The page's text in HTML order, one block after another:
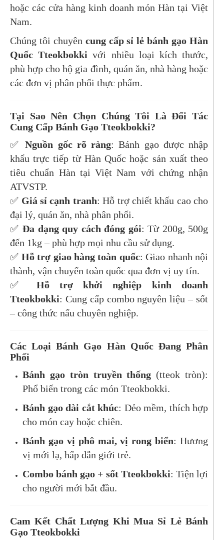
hoặc các cửa hàng kinh doanh món Hàn tại Việt
Nam.
Chúng tôi chuyên cung cấp sỉ lẻ bánh gạo Hàn
Quốc Tteokbokki với nhiều loại kích thước,
phù hợp cho hộ gia đình, quán ăn, nhà hàng hoặc
các đơn vị phân phối thực phẩm.
Tại Sao Nên Chọn Chúng Tôi Là Đối Tác
Cung Cấp Bánh Gạo Tteokbokki?
✅Nguồn gốc rõ ràng: Bánh gạo được nhập
khẩu trực tiếp từ Hàn Quốc hoặc sản xuất theo
tiêu chuẩn Hàn tại Việt Nam với chứng nhận
ATVSTP.
✅ Giá sỉ cạnh tranh: Hỗ trợ chiết khấu cao cho
đại lý, quán ăn, nhà phân phối.
✅ Đa dạng quy cách đóng gói: Từ 200g, 500g
đến 1kg – phù hợp mọi nhu cầu sử dụng.
✅ Hỗ trợ giao hàng toàn quốc: Giao nhanh nội
thành, vận chuyển toàn quốc qua đơn vị uy tín.
✅ Hỗ trợ khởi nghiệp kinh doanh
Tteokbokki: Cung cấp combo nguyên liệu – sốt
– công thức nấu chuyên nghiệp.
Các Loại Bánh Gạo Hàn Quốc Đang Phân
Phối
Bánh gạo tròn truyền thống (tteok tròn):
Phổ biến trong các món Tteokbokki.
Bánh gạo dài cắt khúc: Dẻo mềm, thích hợp
cho món cay hoặc chiên.
Bánh gạo vị phô mai, vị rong biển: Hương
vị mới lạ, hấp dẫn giới trẻ.
Combo bánh gạo + sốt Tteokbokki: Tiện lợi
cho người mới bắt đầu.
Cam Kết Chất Lượng Khi Mua Sỉ Lẻ Bánh
Gạo Tteokbokki